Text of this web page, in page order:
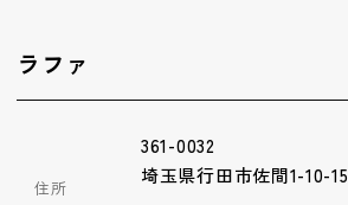
ラファ
住所
361-0032
埼玉県行田市佐間1-10-15